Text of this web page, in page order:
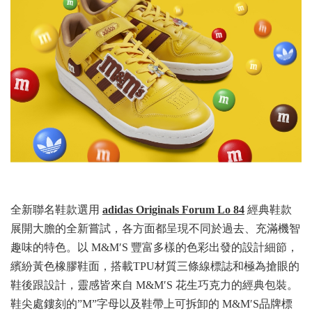
全新聯名鞋款選用 adidas Originals Forum Lo 84 經典鞋款
展開大膽的全新嘗試，各方面都呈現不同於過去、充滿機智
趣味的特色。以 M&M′S 豐富多樣的色彩出發的設計細節，
繽紛黃色橡膠鞋面，搭載TPU材質三條線標誌和極為搶眼的
鞋後跟設計，靈感皆來自 M&M′S 花生巧克力的經典包裝。
鞋尖處鏤刻的”M”字母以及鞋帶上可拆卸的 M&M′S品牌標